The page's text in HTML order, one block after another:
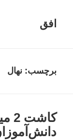
افق
برچسب:نهال